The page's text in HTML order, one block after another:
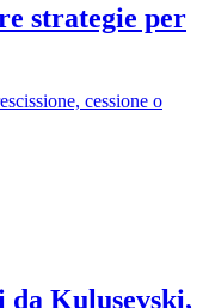
strategie per
cessione o
da Kulusevski,